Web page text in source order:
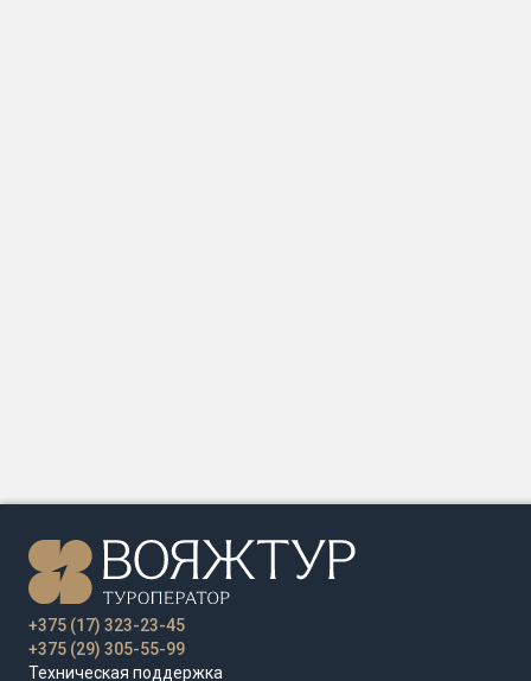
+375 (17) 323-23-45
+375 (29) 305-55-99
Техническая поддержка